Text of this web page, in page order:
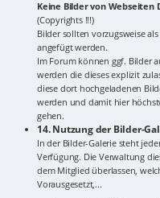
Keine Bilder von Webseiten
(Copyrights !!!)
Bilder sollten vorzugsweise
angefügt werden.
Im Forum können ggf. Bilder
werden die dieses explizit
diese dort hochgeladenen
werden und damit hier
gehen.
14. Nutzung der Bilder-
In der Bilder-Galerie steht
Verfügung. Die Verwaltung
dem Mitglied überlassen,
Vorausgesetzt,...